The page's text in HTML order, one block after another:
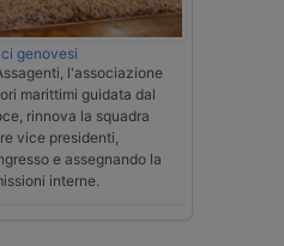
genovesi
l'associazione
marittimi guidata dal
rinnova la squadra
vice presidenti,
e assegnando la
interne.